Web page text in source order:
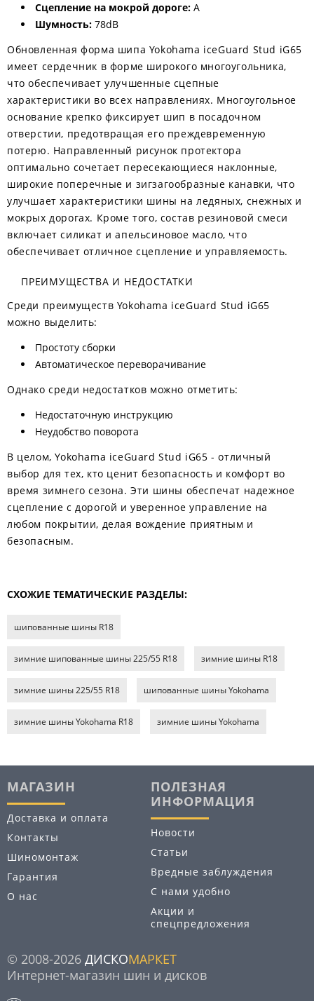
Сцепление на мокрой дороге: A
Шумность: 78dB
Обновленная форма шипа Yokohama iceGuard Stud iG65
имеет сердечник в форме широкого многоугольника,
что обеспечивает улучшенные сцепные
характеристики во всех направлениях. Многоугольное
основание крепко фиксирует шип в посадочном
отверстии, предотвращая его преждевременную
потерю. Направленный рисунок протектора
оптимально сочетает пересекающиеся наклонные,
широкие поперечные и зигзагообразные канавки, что
улучшает характеристики шины на ледяных, снежных и
мокрых дорогах. Кроме того, состав резиновой смеси
включает силикат и апельсиновое масло, что
обеспечивает отличное сцепление и управляемость.
ПРЕИМУЩЕСТВА И НЕДОСТАТКИ
Среди преимуществ Yokohama iceGuard Stud iG65
можно выделить:
Простоту сборки
Автоматическое переворачивание
Однако среди недостатков можно отметить:
Недостаточную инструкцию
Неудобство поворота
В целом, Yokohama iceGuard Stud iG65 - отличный
выбор для тех, кто ценит безопасность и комфорт во
время зимнего сезона. Эти шины обеспечат надежное
сцепление с дорогой и уверенное управление на
любом покрытии, делая вождение приятным и
безопасным.
СХОЖИЕ ТЕМАТИЧЕСКИЕ РАЗДЕЛЫ:
шипованные шины R18
зимние шипованные шины 225/55 R18 зимние шины R18
зимние шины 225/55 R18 шипованные шины Yokohama
зимние шины Yokohama R18 зимние шины Yokohama
МАГАЗИН
Доставка и оплата
Контакты
Шиномонтаж
Гарантия
О нас
ПОЛЕЗНАЯ
ИНФОРМАЦИЯ
Новости
Статьи
Вредные заблуждения
С нами удобно
Акции и
спецпредложения
© 2008-2026 ДИСКОМАРКЕТ
Интернет-магазин шин и дисков